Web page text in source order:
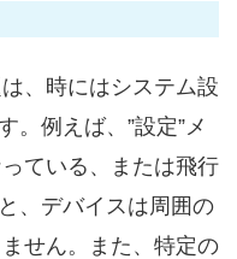
、時にはシステム設
。例えば、”設定”メ
ている、または飛行
、デバイスは周囲の
せん。また、特定の